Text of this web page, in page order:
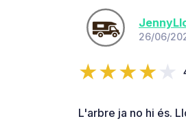
26/06/
L'arbre ja no hi és.